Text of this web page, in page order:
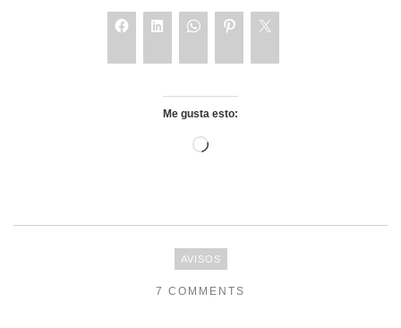
Me gusta esto:
AVISOS
7 COMMENTS